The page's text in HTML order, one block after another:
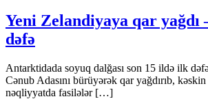
Yeni Zelandiyaya qar yağdı
dəfə
Antarktidada soyuq dalğası son 15 ildə ilk
Cənub Adasını bürüyərək qar yağdırıb,
nəqliyyatda fasilələr […]